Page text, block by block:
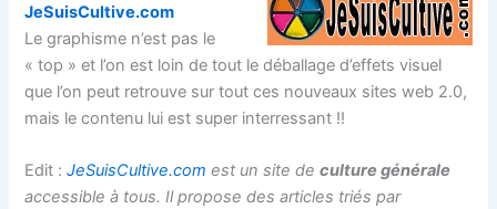
JeSuisCultive.com
Le graphisme n’est pas le
« top » et l’on est loin de tout le déballage d’effets visuel
que l’on peut retrouve sur tout ces nouveaux sites web 2.0,
mais le contenu lui est super interressant !!
Edit :JeSuisCultive.com est un site deculture générale
accessible à tous. Il propose des articles triés par